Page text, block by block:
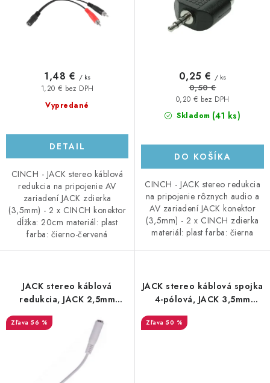
Vypredané
1,20 € bez DPH
1,48 € / ks
DETAIL
CINCH - JACK stereo káblová
redukcia na pripojenie AV
zariadení JACK zdierka
(3,5mm) - 2 x CINCH konektor
dĺžka: 20cm materiál: plast
farba: čierno-červená
Skladom (41 ks)
0,20 € bez DPH
0,25 € / ks
0,50 €
DO KOŠÍKA
CINCH - JACK stereo redukcia
na pripojenie rôznych audio a
AV zariadení JACK konektor
(3,5mm) - 2 x CINCH zdierka
materiál: plast farba: čierna
JACK stereo káblová
redukcia, JACK 2,5mm
3,5mm zdierka 12cm,
plastová, biela
56 %
JACK stereo káblová spojka
4-pólová, JACK 3,5mm
zdierka 16cm, plastová,
50 %